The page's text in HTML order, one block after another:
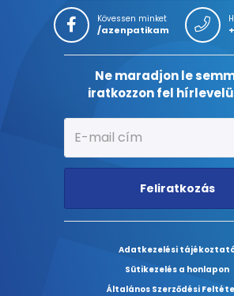
Kövessen minket
/azenpatikam
Ne maradjon le
iratkozzon fel
Feliratkozás
Adatkezelési
Sütikezelés a honlapon
Általános Szerződési